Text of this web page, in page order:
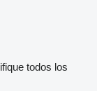
todos los